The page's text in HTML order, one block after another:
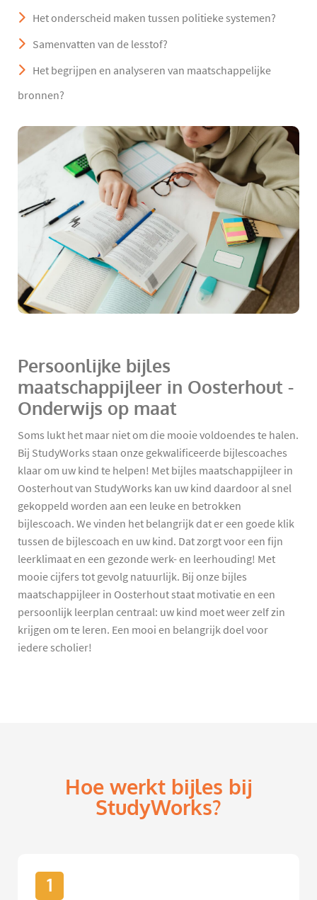
Het onderscheid maken tussen politieke systemen?
Samenvatten van de lesstof?
Het begrijpen en analyseren van maatschappelijke
bronnen?
Persoonlijke bijles
maatschappijleer in Oosterhout -
Onderwijs op maat
Soms lukt het maar niet om die mooie voldoendes te halen.
Bij StudyWorks staan onze gekwalificeerde bijlescoaches
klaar om uw kind te helpen! Met bijles maatschappijleer in
Oosterhout van StudyWorks kan uw kind daardoor al snel
gekoppeld worden aan een leuke en betrokken
bijlescoach. We vinden het belangrijk dat er een goede klik
tussen de bijlescoach en uw kind. Dat zorgt voor een fijn
leerklimaat en een gezonde werk- en leerhouding! Met
mooie cijfers tot gevolg natuurlijk. Bij onze bijles
maatschappijleer in Oosterhout staat motivatie en een
persoonlijk leerplan centraal: uw kind moet weer zelf zin
krijgen om te leren. Een mooi en belangrijk doel voor
iedere scholier!
Hoe werkt bijles bij
StudyWorks?
1